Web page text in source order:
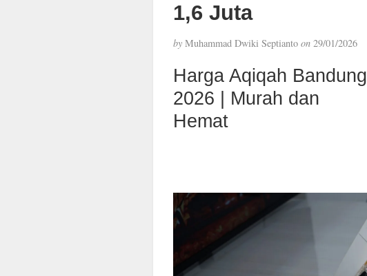
1,6 Juta
byMuhammad Dwiki Septianto on29/01/2026
Harga Aqiqah Bandung
2026 | Murah dan
Hemat